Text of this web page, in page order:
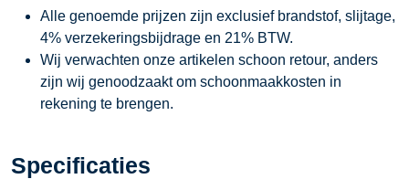
Alle genoemde prijzen zijn exclusief brandstof, slijtage,
4% verzekeringsbijdrage en 21% BTW.
Wij verwachten onze artikelen schoon retour, anders
zijn wij genoodzaakt om schoonmaakkosten in
rekening te brengen.
Specificaties